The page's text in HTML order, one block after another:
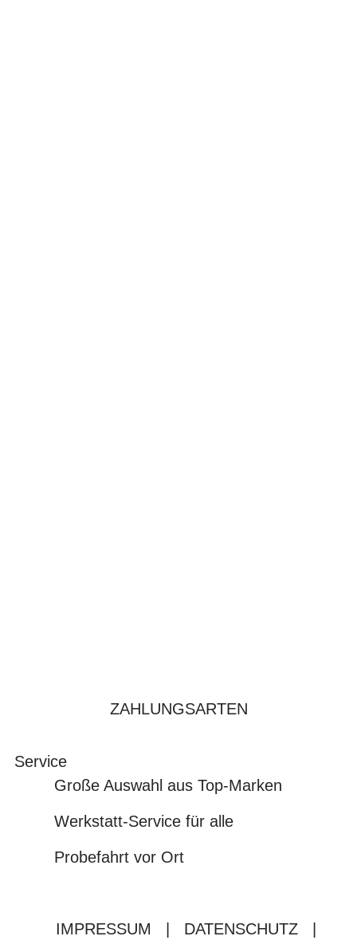
ZAHLUNGSARTEN
Service
Große Auswahl aus Top-Marken
Werkstatt-Service für alle
Probefahrt vor Ort
IMPRESSUM DATENSCHUTZ